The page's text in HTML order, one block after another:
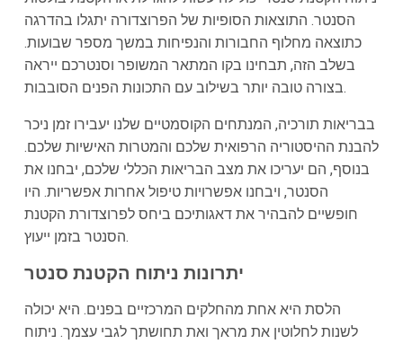
הסנטר. התוצאות הסופיות של הפרוצדורה יתגלו בהדרגה
כתוצאה מחלוף החבורות והנפיחות במשך מספר שבועות.
בשלב הזה, תבחינו בקו המתאר המשופר וסנטרכם ייראה
בצורה טובה יותר בשילוב עם התכונות הפנים הסובבות.
בבריאות תורכיה, המנתחים הקוסמטיים שלנו יעבירו זמן ניכר
להבנת ההיסטוריה הרפואית שלכם והמטרות האישיות שלכם.
בנוסף, הם יעריכו את מצב הבריאות הכללי שלכם, יבחנו את
הסנטר, ויבחנו אפשרויות טיפול אחרות אפשריות. היו
חופשיים להבהיר את דאגותיכם ביחס לפרוצדורת הקטנת
הסנטר בזמן ייעוץ.
יתרונות ניתוח הקטנת סנטר
הלסת היא אחת מהחלקים המרכזיים בפנים. היא יכולה
לשנות לחלוטין את מראך ואת תחושתך לגבי עצמך. ניתוח